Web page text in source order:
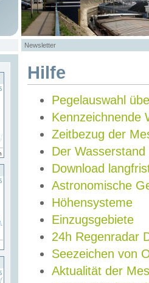
Newsletter
Hilfe
Pegelauswahl
Kennzeichnende
Zeitbezug der
Der Wasserstand
Download
Astronomische
Höhensysteme
Einzugsgebiete
24h Regenradar
Seezeichen von
Aktualität der